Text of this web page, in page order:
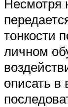
Несмотря
тонкости
личном
описать в